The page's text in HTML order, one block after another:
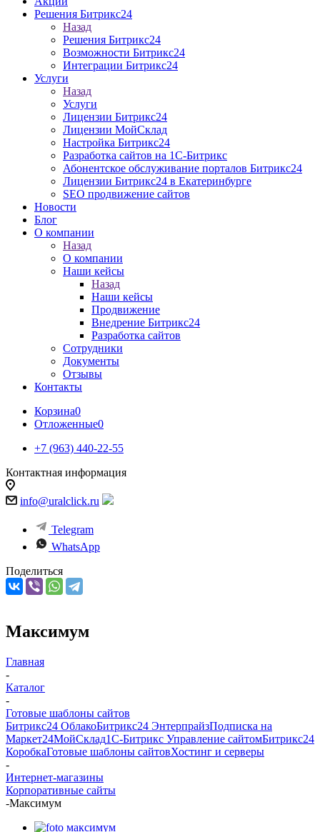
Решения Битрикс24
Назад
Решения Битрикс24
Возможности Битрикс24
Интеграции Битрикс24
Услуги
Назад
Услуги
Лицензии Битрикс24
Лицензии МойСклад
Настройка Битрикс24
Разработка cайтов на 1C-Битрикс
Абонентское обслуживание порталов Битрикс24
Лицензии Битрикс24 в Екатеринбурге
SEO продвижение сайтов
Новости
Блог
О компании
Назад
О компании
Наши кейсы
Назад
Наши кейсы
Продвижение
Внедрение Битрикс24
Разработка сайтов
Сотрудники
Документы
Отзывы
Контакты
Корзина0
Отложенные0
+7 (963) 440-22-55
Контактная информация
info@uralclick.ru
Telegram
WhatsApp
Поделиться
Максимум
Главная
-
Каталог
-
Готовые шаблоны сайтов
Битрикс24 ОблакоБитрикс24 ЭнтерпрайзПодписка на
Маркет24МойСклад1С-Битрикс Управление сайтомБитрикс24
КоробкаГотовые шаблоны сайтовХостинг и серверы
-
Интернет-магазины
Корпоративные сайты
-Максимум